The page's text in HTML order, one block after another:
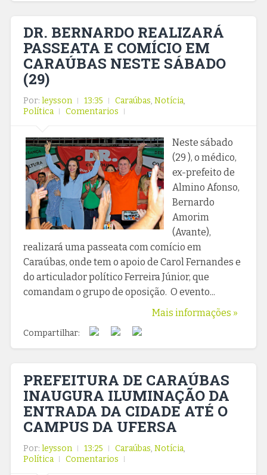
DR. BERNARDO REALIZARÁ
PASSEATA E COMÍCIO EM
CARAÚBAS NESTE SÁBADO
(29)
Por: leysson 13:35 Caraúbas, Notícia,
Política
Comentarios
Neste sábado
(29 ), o médico,
ex-prefeito de
Almino Afonso,
Bernardo
Amorim
(Avante),
realizará uma passeata com comício em
Caraúbas, onde tem o apoio de Carol Fernandes e
do articulador político Ferreira Júnior, que
comandam o grupo de oposição. O evento...
Mais informações »
Compartilhar:
PREFEITURA DE CARAÚBAS
INAUGURA ILUMINAÇÃO DA
ENTRADA DA CIDADE ATÉ O
CAMPUS DA UFERSA
Por: leysson 13:25 Caraúbas, Notícia,
Política
Comentarios